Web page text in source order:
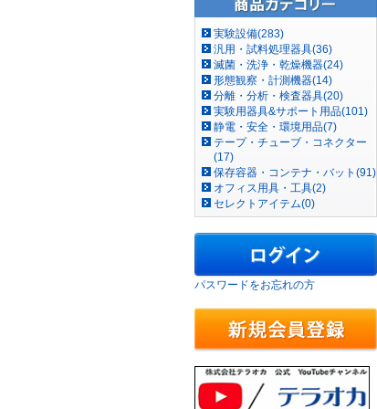
実験設備(283)
汎用・試料処理器具(36)
滅菌・洗浄・乾燥機器(24)
形態観察・計測機器(14)
分離・分析・検査器具(20)
実験用器具&サポート用品(101)
静電・安全・環境用品(7)
テープ・チューブ・コネクター
(17)
保存容器・コンテナ・バット(91)
オフィス用具・工具(2)
セレクトアイテム(0)
パスワードをお忘れの方